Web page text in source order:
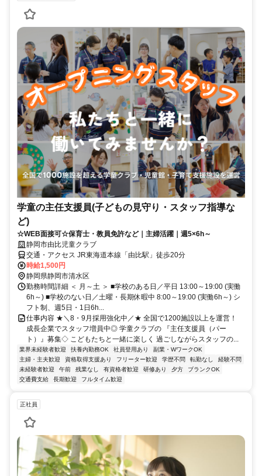
学童の主任支援員(子どもの見守り・スタッフ指導な
ど)
☆WEB面接可☆保育士・教員免許など｜主婦活躍｜週5×6h～
静岡市由比児童クラブ
交通・アクセス JR東海道本線「由比駅」徒歩20分
時給1,500円
静岡県静岡市清水区
勤務時間詳細 ＜ 月～土 ＞ ■学校のある日／平日 13:00～19:00 (実働
6h～) ■学校のない日／土曜・長期休暇中 8:00～19:00 (実働6h～) シ
フト制、週5日・1日6h...
仕事内容 ★＼8・9月採用強化中／★ 全国で1200施設以上を運営！
成長企業でスタッフ増員中◎ 学童クラブの 『主任支援員（パー
ト）』募集◇ こどもたちと一緒に楽しく 過ごしながらスタッフの...
業界未経験者歓迎 扶養内勤務OK 社員登用あり
副業・WワークOK
主婦・主夫歓迎
資格取得支援あり フリーター歓迎 学歴不問 転勤なし
経験不問
未経験者歓迎
午前 残業なし 有資格者歓迎 研修あり 夕方
ブランクOK
交通費支給
長期歓迎 フルタイム歓迎
正社員